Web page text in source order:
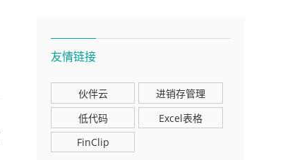
友情链接
伙伴云
进销存管理
低代码
Excel表格
FinClip